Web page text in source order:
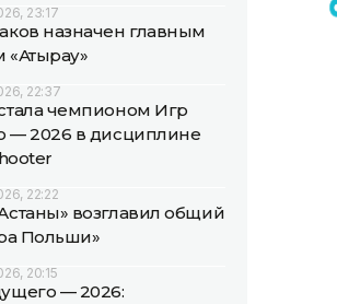
23:17
назначен главным
«Атырау»
22:37
чемпионом Игр
— 2026 в дисциплине
22:22
возглавил общий
Польши»
20:15
— 2026: